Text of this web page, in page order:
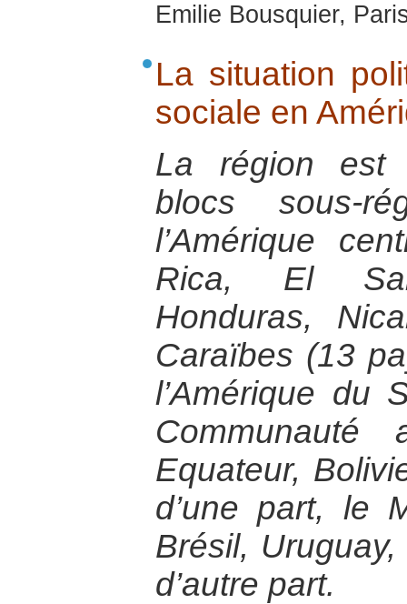
Emilie Bousquier,
La situation
sociale en
La région est
blocs sous-
l’Amérique
Rica, El
Honduras,
Caraïbes (13
l’Amérique du
Communauté
Equateur,
d’une part, le
Brésil,
d’autre part.